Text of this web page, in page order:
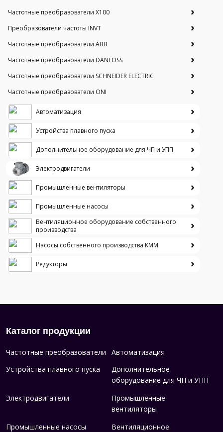
Частотные преобразователи Х100
Преобразователи частоты INVT
Частотные преобразователи ABB
Частотные преобразователи DANFOSS
Частотные преобразователи SCHNEIDER ELECTRIC
Частотные преобразователи ONI
Автоматизация
Устройства плавного пуска
Дополнительное оборудование для ЧП и УПП
Электродвигатели
Промышленные вентиляторы
Промышленные насосы
Вентиляционное оборудование собственного
производства
Насосы собственного производства KMM
Редукторы
Каталог продукции
Частотные преобразователи
Автоматизация
Устройства плавного пуска
Дополнительное
оборудование для ЧП и УПП
Электродвигатели Промышленные
вентиляторы
Промышленные насосы Вентиляционное